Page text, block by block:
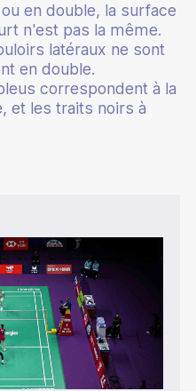
en double, la surface
n'est pas la même.
latéraux ne sont
en double.
correspondent à la
et les traits noirs à